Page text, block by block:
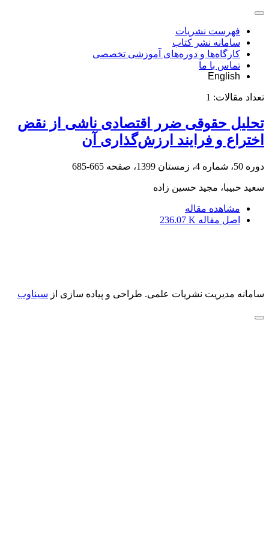
فهرست نشریات
سامانه نشر کتاب
کارگاه‌ها و دوره‌های آموزشی تخصصی
تماس با ما
English
تعداد مقالات: 1
تحلیل حقوقی ضرر اقتصادی ناشی از نقض
اختراع و فرایند ارزش‌گذاری آن
دوره 50، شماره 4، زمستان 1399، صفحه 665-685
سعید حبیبا، مجید حسین زاده
مشاهده مقاله
اصل مقاله 236.07 K
سامانه مدیریت نشریات علمی. طراحی و پیاده سازی از سیناوب